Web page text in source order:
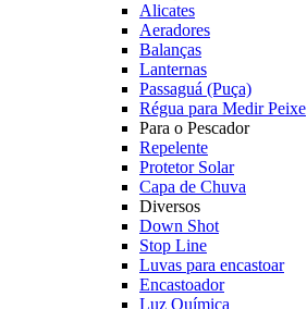
Alicates
Aeradores
Balanças
Lanternas
Passaguá (Puça)
Régua para Medir Peixe
Para o Pescador
Repelente
Protetor Solar
Capa de Chuva
Diversos
Down Shot
Stop Line
Luvas para encastoar
Encastoador
Luz Química